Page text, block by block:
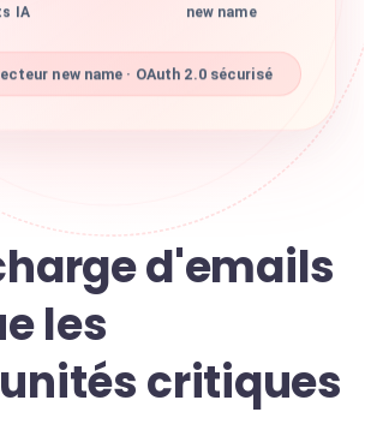
IA new name
new name · OAuth 2.0 sécurisé
d'emails
les
critiques